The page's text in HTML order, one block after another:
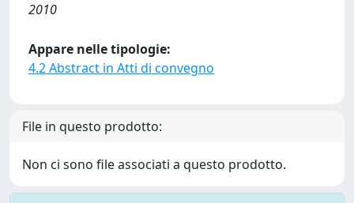
2010
Appare nelle tipologie:
4.2 Abstract in Atti di convegno
File in questo prodotto:
Non ci sono file associati a questo prodotto.